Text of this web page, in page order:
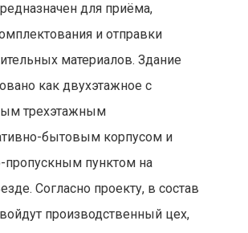
для приёма,
и отправки
материалов. Здание
как двухэтажное с
трехэтажным
бытовым корпусом и
пропускным пунктом на
Согласно проекту, в состав
производственный цех,